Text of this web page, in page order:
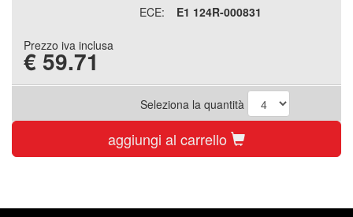
ECE:
E1 124R-000831
Prezzo iva inclusa
€ 59.71
Seleziona la quantità
aggiungi al carrello